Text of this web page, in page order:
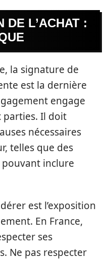
DE L’ACHAT :
la signature de
est la dernière
engage
parties. Il doit
nécessaires
telles que des
inclure
est l’exposition
En France,
ses
Ne pas respecter